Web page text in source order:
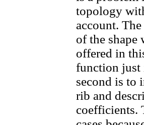
topology
account.
of the shape
offered in
function just
second is to
rib and
coefficients.